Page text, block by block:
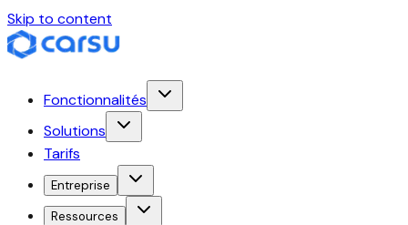
Skip to content
Fonctionnalités
Solutions
Tarifs
Entreprise
Ressources